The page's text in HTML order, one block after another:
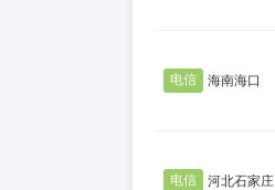
电信 海南海口
电信 河北石家庄